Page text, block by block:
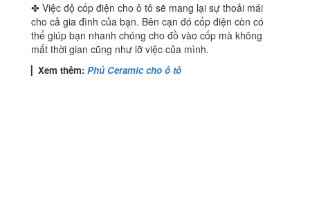
✤ Việc độ cốp điện cho ô tô sẽ mang lại sự thoải mái
cho cả gia đình của bạn. Bên cạn đó cốp điện còn có
thể giúp bạn nhanh chóng cho đồ vào cốp mà không
mất thời gian cũng như lỡ việc của mình.
▏ Xem thêm: Phủ Ceramic cho ô tô